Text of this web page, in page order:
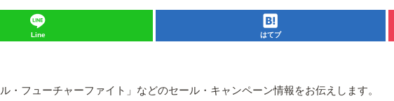
Line はてブ
フューチャーファイト」などのセール・キャンペーン情報をお伝えします。